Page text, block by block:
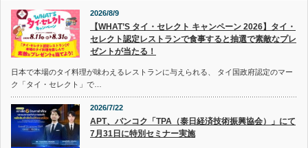
2026/8/9
【WHAT’S タイ・セレクト キャンペーン 2026】タイ・
セレクト認定レストランで食事すると抽選で素敵なプレ
ゼントが当たる！
日本で本場のタイ料理が味わえるレストランに与えられる、 タイ国政府認定のマー
ク「タイ・セレクト」で…
2026/7/22
APT、バンコク「TPA（泰日経済技術振興協会）」にて
7月31日に特別セミナー実施